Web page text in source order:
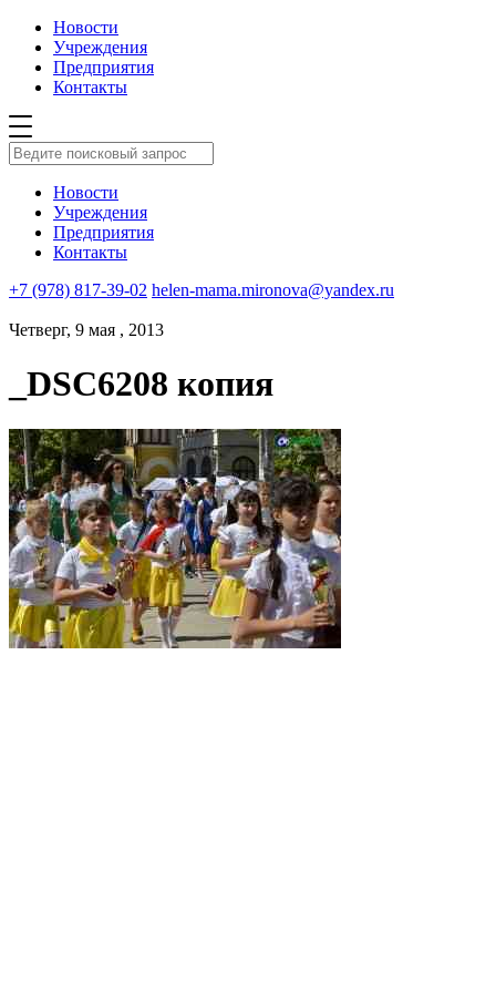
Новости
Учреждения
Предприятия
Контакты
Новости
Учреждения
Предприятия
Контакты
+7 (978) 817-39-02 helen-mama.mironova@yandex.ru
Четверг, 9 мая , 2013
_DSC6208 копия